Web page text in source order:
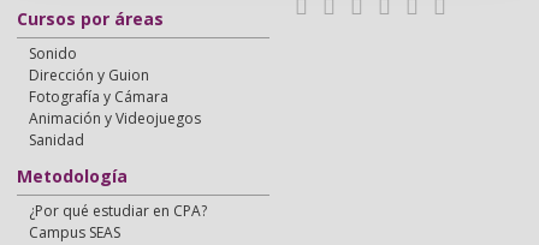
Cursos por áreas
Sonido
Dirección y Guion
Fotografía y Cámara
Animación y Videojuegos
Sanidad
Metodología
¿Por qué estudiar en CPA?
Campus SEAS